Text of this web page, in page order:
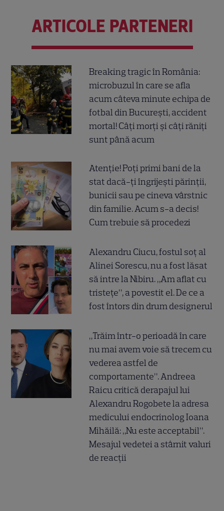
ARTICOLE PARTENERI
Breaking tragic în România:
microbuzul în care se afla
acum câteva minute echipa de
fotbal din București, accident
mortal! Câți morți și câți răniți
sunt până acum
Atenție! Poți primi bani de la
stat dacă-ți îngrijești părinții,
bunicii sau pe cineva vârstnic
din familie. Acum s-a decis!
Cum trebuie să procedezi
Alexandru Ciucu, fostul soț al
Alinei Sorescu, nu a fost lăsat
să intre la Nibiru. „Am aflat cu
tristețe”, a povestit el. De ce a
fost întors din drum designerul
„Trăim într-o perioadă în care
nu mai avem voie să trecem cu
vederea astfel de
comportamente”. Andreea
Raicu critică derapajul lui
Alexandru Rogobete la adresa
medicului endocrinolog Ioana
Mihăilă: „Nu este acceptabil”.
Mesajul vedetei a stârnit valuri
de reacții